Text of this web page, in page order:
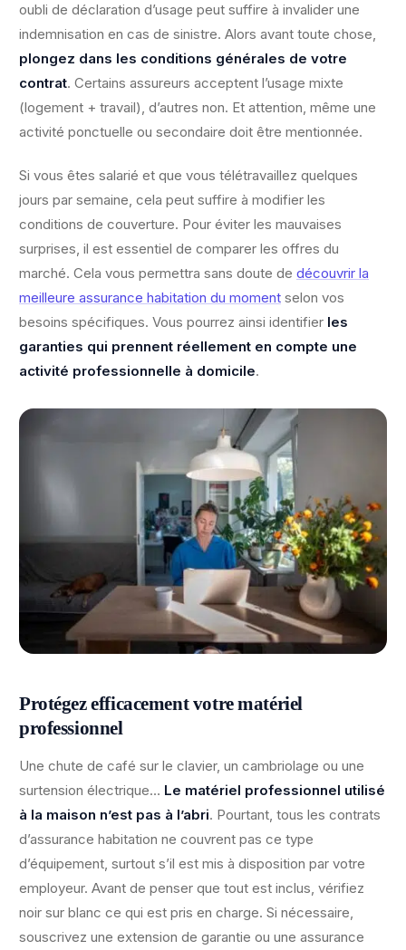
oubli de déclaration d’usage peut suffire à invalider une
indemnisation en cas de sinistre. Alors avant toute chose,
plongez dans les conditions générales de votre
contrat. Certains assureurs acceptent l’usage mixte
(logement + travail), d’autres non. Et attention, même une
activité ponctuelle ou secondaire doit être mentionnée.
Si vous êtes salarié et que vous télétravaillez quelques
jours par semaine, cela peut suffire à modifier les
conditions de couverture. Pour éviter les mauvaises
surprises, il est essentiel de comparer les offres du
marché. Cela vous permettra sans doute de découvrir la
meilleure assurance habitation du moment selon vos
besoins spécifiques. Vous pourrez ainsi identifier les
garanties qui prennent réellement en compte une
activité professionnelle à domicile.
Protégez efficacement votre matériel
professionnel
Une chute de café sur le clavier, un cambriolage ou une
surtension électrique… Le matériel professionnel utilisé
à la maison n’est pas à l’abri. Pourtant, tous les contrats
d’assurance habitation ne couvrent pas ce type
d’équipement, surtout s’il est mis à disposition par votre
employeur. Avant de penser que tout est inclus, vérifiez
noir sur blanc ce qui est pris en charge. Si nécessaire,
souscrivez une extension de garantie ou une assurance